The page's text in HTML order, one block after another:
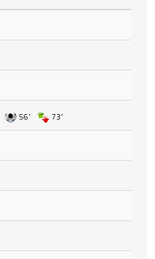
56' 73'